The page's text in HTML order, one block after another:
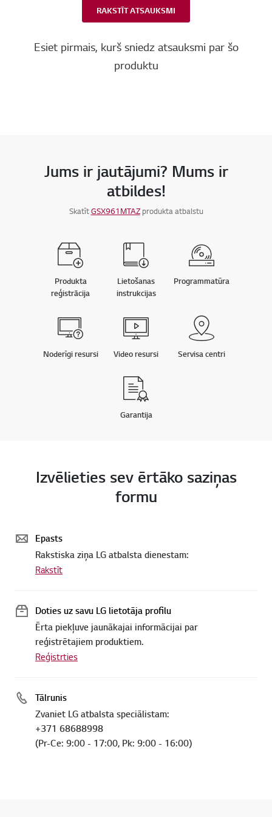
RAKSTĪT ATSAUKSMI
Esiet pirmais, kurš sniedz atsauksmi par šo
produktu
Jums ir jautājumi? Mums ir
atbildes!
SkatītGSX961MTAZprodukta atbalstu
Produkta
reģistrācija
Lietošanas
instrukcijas
Programmatūra
Noderīgi resursi Video resursi Servisa centri
Garantija
Izvēlieties sev ērtāko saziņas
formu
Epasts
Rakstiska ziņa LG atbalsta dienestam:
Rakstīt
Doties uz savu LG lietotāja profilu
Ērta piekļuve jaunākajai informācijai par
reģistrētajiem produktiem.
Reģistrties
Tālrunis
Zvaniet LG atbalsta speciālistam:
+371 68688998
(Pr-Ce: 9:00 - 17:00, Pk: 9:00 - 16:00)